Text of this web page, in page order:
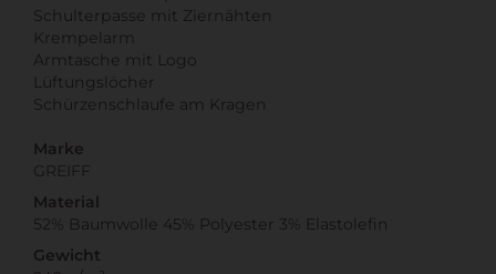
Schulterpasse mit Ziernähten
Krempelarm
Armtasche mit Logo
Lüftungslöcher
Schürzenschlaufe am Kragen
Marke
GREIFF
Material
52% Baumwolle 45% Polyester 3% Elastolefin
Gewicht